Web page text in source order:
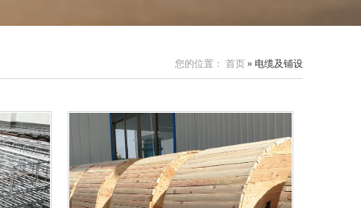
您的位置： 首页 » 电缆及铺设